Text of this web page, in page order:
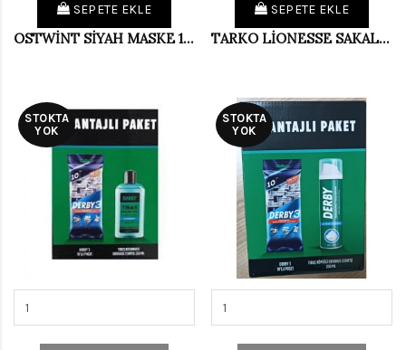
SEPETE EKLE
OSTWİNT SİYAH MASKE 150 ML
SEPETE EKLE
TARKO LİONESSE SAKAL FIRÇASI 6015
STOKTA
YOK
STOKTA
YOK